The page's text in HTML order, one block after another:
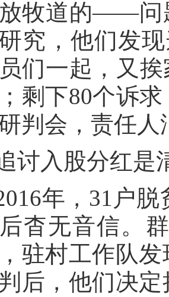
牧道的——问
究，他们发
们一起，又
剩下80个诉
判会，责任
讨入股分红是
年，31户
杳无音信。
驻村工作队
后，他们决